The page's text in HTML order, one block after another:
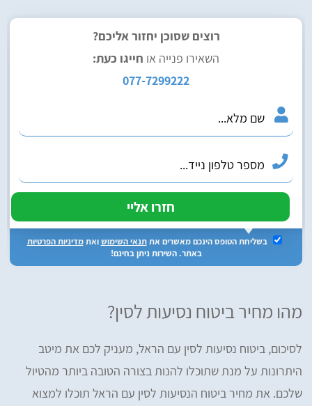
רוצים שסוכן יחזור אליכם?
השאירו פנייה או חייגו כעת:
077-7299222
בשליחת הטופס הינכם מאשרים אתתנאי השימושואתמדיניות הפרטיות
באתר. השירות ניתן בחינם!
מהו מחיר ביטוח נסיעות לסין?
לסיכום, ביטוח נסיעות לסין עם הראל, מעניק לכם את מיטב
היתרונות על מנת שתוכלו להנות בצורה הטובה ביותר מהטיול
שלכם. את מחיר ביטוח הנסיעות לסין עם הראל תוכלו למצוא